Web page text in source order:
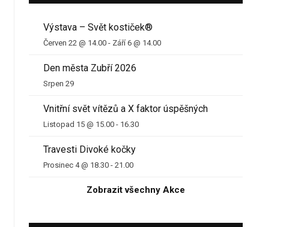
Výstava – Svět kostiček®
Červen 22 @ 14.00 - Září 6 @ 14.00
Den města Zubří 2026
Srpen 29
Vnitřní svět vítězů a X faktor úspěšných
Listopad 15 @ 15.00 - 16.30
Travesti Divoké kočky
Prosinec 4 @ 18.30 -21.00
Zobrazit všechny Akce